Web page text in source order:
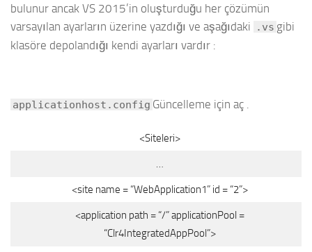
bulunur ancak VS 2015’in oluşturduğu her çözümün
varsayılan ayarların üzerine yazdığı ve aşağıdaki
.vs gibi
klasöre depolandığı kendi ayarları vardır :
applicationhost.config Güncelleme için aç .
<Siteleri>
…
<site name = “WebApplication1” id = “2”>
<application path = “/” applicationPool =
“Clr4IntegratedAppPool”>